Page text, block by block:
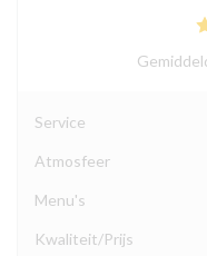
Service
Atmosfeer
Menu's
Kwaliteit/Prijs